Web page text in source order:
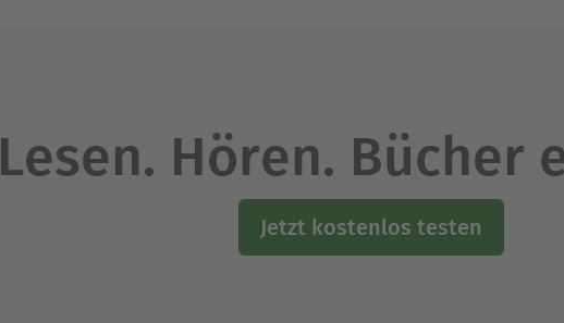
Lesen. Hören. Bücher
Jetzt kostenlos testen